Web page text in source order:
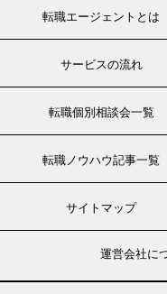
転職エージェントとは
サービスの流れ
転職個別相談会一覧
転職ノウハウ記事一覧
サイトマップ
運営会社に